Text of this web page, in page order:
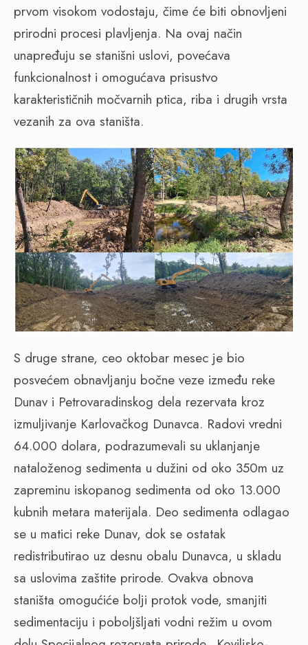
prvom visokom vodostaju, čime će biti obnovljeni
prirodni procesi plavljenja. Na ovaj način
unapređuju se stanišni uslovi, povećava
funkcionalnost i omogućava prisustvo
karakterističnih močvarnih ptica, riba i drugih vrsta
vezanih za ova staništa.
S druge strane, ceo oktobar mesec je bio
posvećem obnavljanju bočne veze između reke
Dunav i Petrovaradinskog dela rezervata kroz
izmuljivanje Karlovačkog Dunavca. Radovi vredni
64.000 dolara, podrazumevali su uklanjanje
nataloženog sedimenta u dužini od oko 350m uz
zapreminu iskopanog sedimenta od oko 13.000
kubnih metara materijala. Deo sedimenta odlagao
se u matici reke Dunav, dok se ostatak
redistributirao uz desnu obalu Dunavca, u skladu
sa uslovima zaštite prirode. Ovakva obnova
staništa omogućiće bolji protok vode, smanjiti
sedimentaciju i poboljšljati vodni režim u ovom